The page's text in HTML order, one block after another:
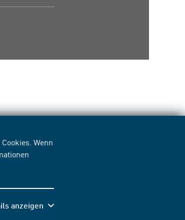
Wenn
anzeigen